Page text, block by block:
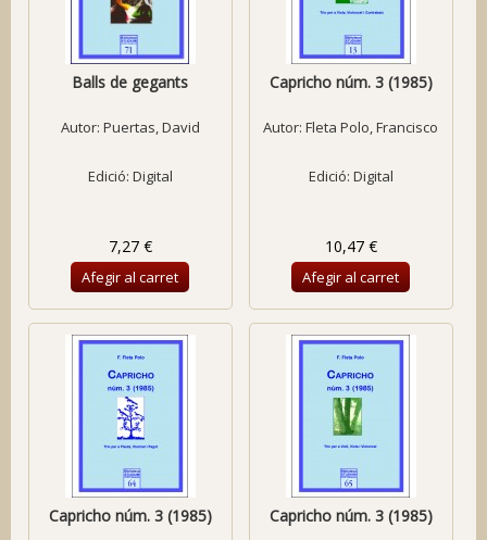
Balls de gegants
Autor: Puertas, David
Edició: Digital
7,27 €
Afegir al carret
Capricho núm. 3 (1985)
Autor:Fleta Polo, Francisco
Edició: Digital
10,47 €
Afegir al carret
Capricho núm. 3 (1985) Capricho núm. 3 (1985)